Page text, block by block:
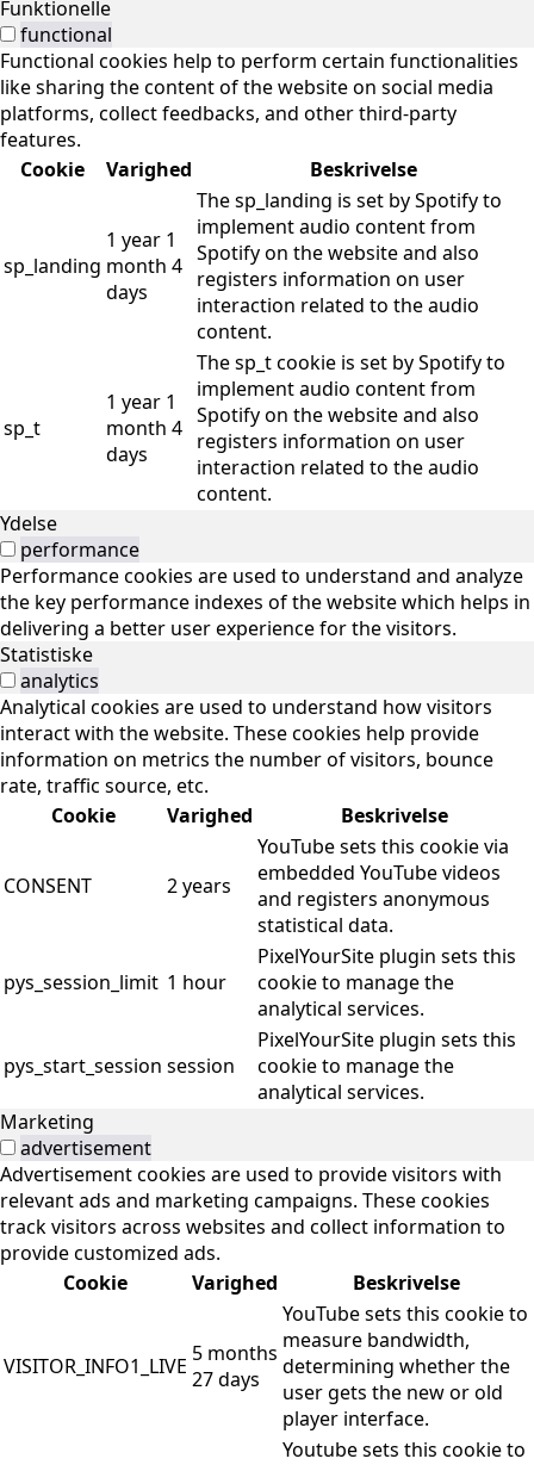
Funktionelle
functional
Functional cookies help to perform certain functionalities
like sharing the content of the website on social media
platforms, collect feedbacks, and other third-party
features.
Cookie
Varighed Beskrivelse
sp_landing
1 year 1
month 4
days
The sp_landing is set by Spotify to
implement audio content from
Spotify on the website and also
registers information on user
interaction related to the audio
content.
sp_t
1 year 1
month 4
days
The sp_t cookie is set by Spotify to
implement audio content from
Spotify on the website and also
registers information on user
interaction related to the audio
content.
Ydelse
performance
Performance cookies are used to understand and analyze
the key performance indexes of the website which helps in
delivering a better user experience for the visitors.
Statistiske
analytics
Analytical cookies are used to understand how visitors
interact with the website. These cookies help provide
information on metrics the number of visitors, bounce
rate, traffic source, etc.
Cookie
Varighed Beskrivelse
CONSENT 2 years
YouTube sets this cookie via
embedded YouTube videos
and registers anonymous
statistical data.
pys_session_limit 1 hour
PixelYourSite plugin sets this
cookie to manage the
analytical services.
pys_start_session session
PixelYourSite plugin sets this
cookie to manage the
analytical services.
Marketing
advertisement
Advertisement cookies are used to provide visitors with
relevant ads and marketing campaigns. These cookies
track visitors across websites and collect information to
provide customized ads.
Cookie
Varighed Beskrivelse
VISITOR_INFO1_LIVE 5 months
27 days
YouTube sets this cookie to
measure bandwidth,
determining whether the
user gets the new or old
player interface.
Youtube sets this cookie to